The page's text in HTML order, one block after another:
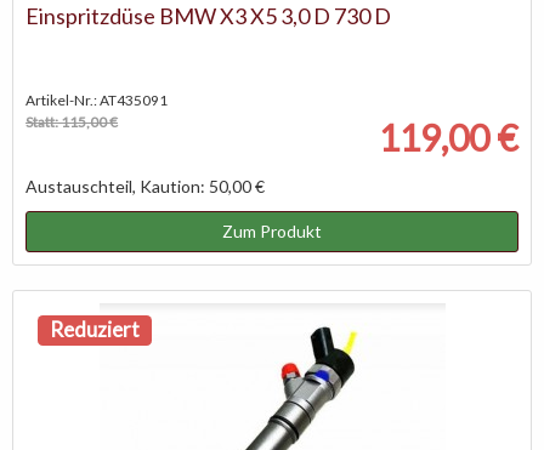
Einspritzdüse BMW X3 X5 3,0 D 730 D
Artikel-Nr.: AT435091
Statt: 115,00 €
119,00 €
Austauschteil, Kaution: 50,00 €
Zum Produkt
Reduziert